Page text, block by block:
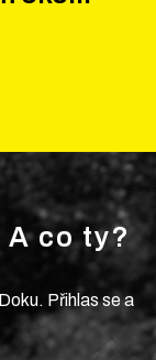
co ty?
Přihlas se a